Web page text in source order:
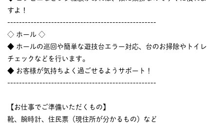
すよ！
---------------------------------------------------
◇ ホール ◇
◆ ホールの巡回や簡単な遊技台エラー対応、台のお掃除やトイレ
チェックなどを行います。
◆ お客様が気持ちよく過ごせるようサポート！
---------------------------------------------------
【お仕事でご準備いただくもの】
靴、腕時計、住民票（現住所が分かるもの）など